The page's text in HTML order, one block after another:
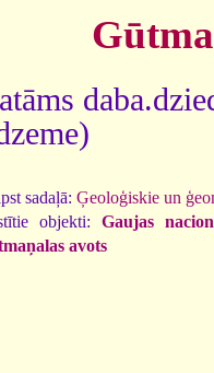
sadaļā: Ģeoloģiskie un
objekti: Gaujas
avots